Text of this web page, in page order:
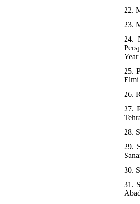
22.
23.
24.
25.
Elmi
26.
27.
28.
29.
30.
31.